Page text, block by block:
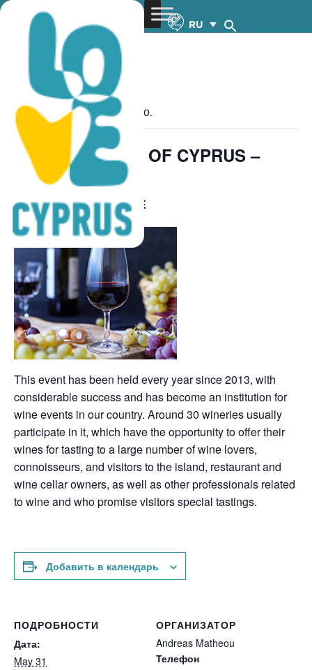
RU
« Все Мероприятия
Это мероприятие прошло.
WINE – FLAVOR OF CYPRUS –
31.5.2026
May 31 @ 5:00 pmFREE
This event has been held every year since 2013, with
considerable success and has become an institution for
wine events in our country. Around 30 wineries usually
participate in it, which have the opportunity to offer their
wines for tasting to a large number of wine lovers,
connoisseurs, and visitors to the island, restaurant and
wine cellar owners, as well as other professionals related
to wine and who promise visitors special tastings.
Добавить в календарь
ПОДРОБНОСТИ
Дата:
May 31
ОРГАНИЗАТОР
Andreas Matheou
Телефон